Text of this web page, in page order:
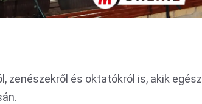
zenészekről és oktatókról is, akik egész